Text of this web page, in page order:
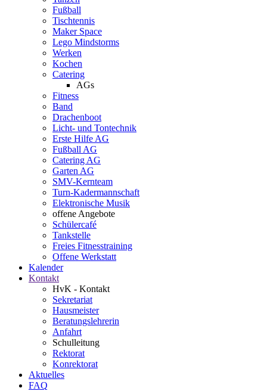
Fußball
Tischtennis
Maker Space
Lego Mindstorms
Werken
Kochen
Catering
AGs
Fitness
Band
Drachenboot
Licht- und Tontechnik
Erste Hilfe AG
Fußball AG
Catering AG
Garten AG
SMV-Kernteam
Turn-Kadermannschaft
Elektronische Musik
offene Angebote
Schülercafé
Tankstelle
Freies Fitnesstraining
Offene Werkstatt
Kalender
Kontakt
HvK - Kontakt
Sekretariat
Hausmeister
Beratungslehrerin
Anfahrt
Schulleitung
Rektorat
Konrektorat
Aktuelles
FAQ